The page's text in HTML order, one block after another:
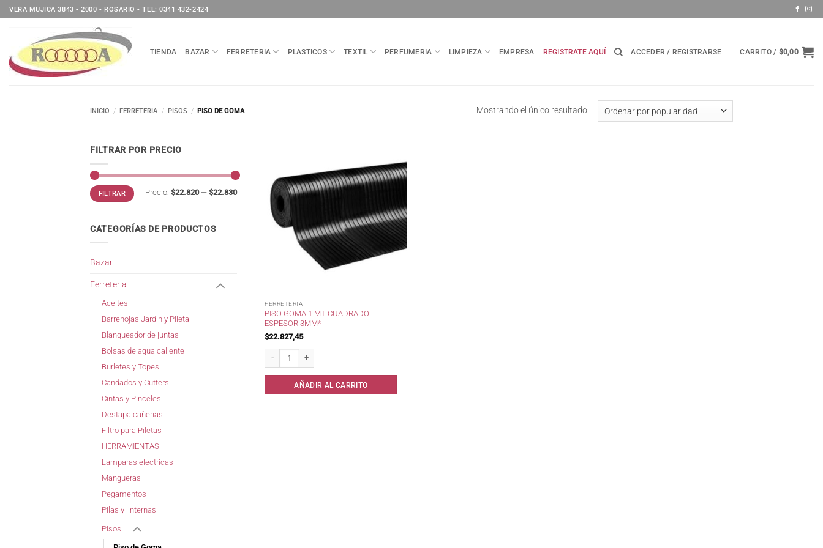
Saltar
al
VERA MUJICA 3843 - 2000 - ROSARIO - TEL: 0341 432-2424
TIENDA BAZAR FERRETERIA PLASTICOS TEXTIL PERFUMERIA LIMPIEZA EMPRESA REGISTRATE AQUÍ ACCEDER / REGISTRARSE CARRITO / $0,00
INICIO / FERRETERIA / PISOS / PISO DE GOMA Mostrando el único resultado
FILTRAR POR PRECIO
Precio
mínimo
Precio
máximo
FILTRAR Precio: $22.820— $22.830
CATEGORÍAS DE PRODUCTOS
Bazar
Ferreteria
Aceites
Barrehojas Jardin y Pileta
Blanqueador de juntas
Bolsas de agua caliente
Burletes y Topes
Candados y Cutters
Cintas y Pinceles
Destapa cañerias
Filtro para Piletas
HERRAMIENTAS
Lamparas electricas
Mangueras
Pegamentos
Pilas y linternas
Pisos
FERRETERIA
PISO GOMA 1 MT CUADRADO
ESPESOR 3MM*
$22.827,45
AÑADIR AL CARRITO